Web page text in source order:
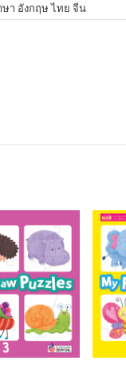
า อังกฤษ ไทย จีน